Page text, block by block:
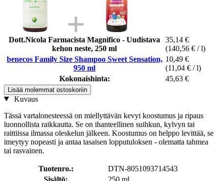
Dott.Nicola Farmacista Magnifico - Uudistava
kehon neste, 250 ml
35,14 €
(140,56 € / l)
benecos Family Size Shampoo Sweet Sensation,
950 ml
10,49 €
(11,04 € / l)
Kokonaishinta:
45,63 €
Lisää molemmat ostoskoriin
Kuvaus
Tässä vartalonesteessä on miellyttävän kevyt koostumus ja ripaus
luonnollista raikkautta. Se on ihanteellinen suihkun, kylvyn tai
raittiissa ilmassa oleskelun jälkeen. Koostumus on helppo levittää, se
imeytyy nopeasti ja antaa tasaisen lopputuloksen - olematta tahmea
tai rasvainen.
Tuotenro.:
DTN-8051093714543
Sisältö:
250 ml